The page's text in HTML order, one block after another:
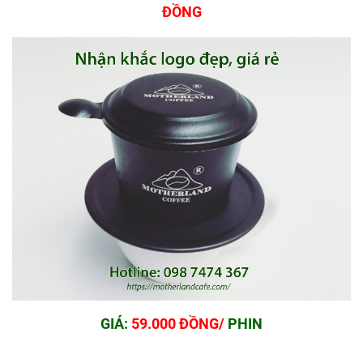
ĐỒNG
GIÁ: 59.000 ĐỒNG/ PHIN